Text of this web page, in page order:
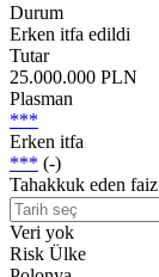
Durum
Erken itfa edildi
Tutar
25.000.000 PLN
Plasman
***
Erken itfa
*** (-)
Tahakkuk eden faiz
Veri yok
Risk Ülke